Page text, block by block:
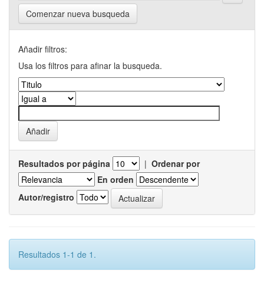
Comenzar nueva busqueda
Añadir filtros:
Usa los filtros para afinar la busqueda.
Resultados por página | Ordenar por
En orden
Autor/registro
Resultados 1-1 de 1.